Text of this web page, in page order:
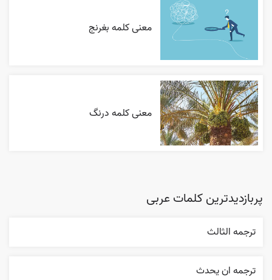
معنی کلمه بغرنج
معنی کلمه درنگ
پربازدیدترین کلمات عربی
ترجمه الثالث
ترجمه ان يحدث